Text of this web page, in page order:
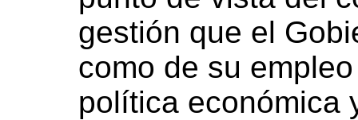
gestión que el
como de su
política económica